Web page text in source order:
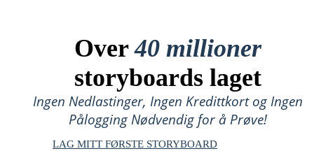
Over40 millioner
storyboards laget
Ingen Nedlastinger, Ingen Kredittkort og Ingen
Pålogging Nødvendig for å Prøve!
LAG MITT FØRSTE STORYBOARD